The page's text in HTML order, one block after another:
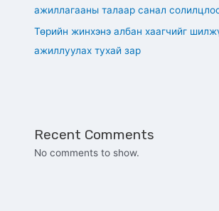
ажиллагааны талаар санал
Төрийн жинхэнэ албан хаагчийг
ажиллуулах тухай зар
Recent Comments
No comments to show.